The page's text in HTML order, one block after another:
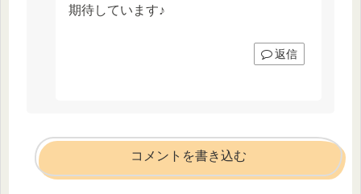
期待しています♪
返信
コメントを書き込む